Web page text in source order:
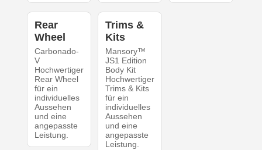
Rear
Wheel
Carbonado-
V
Hochwertiger
Rear Wheel
für ein
individuelles
Aussehen
und eine
angepasste
Leistung.
Trims &
Kits
Mansory™
JS1 Edition
Body Kit
Hochwertiger
Trims & Kits
für ein
individuelles
Aussehen
und eine
angepasste
Leistung.